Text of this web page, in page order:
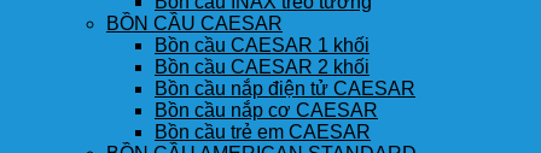
BỒN CẦU CAESAR
Bồn cầu CAESAR 1 khối
Bồn cầu CAESAR 2 khối
Bồn cầu nắp điện tử CAESAR
Bồn cầu nắp cơ CAESAR
Bồn cầu trẻ em CAESAR